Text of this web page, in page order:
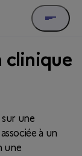
clinique
une
à un
une